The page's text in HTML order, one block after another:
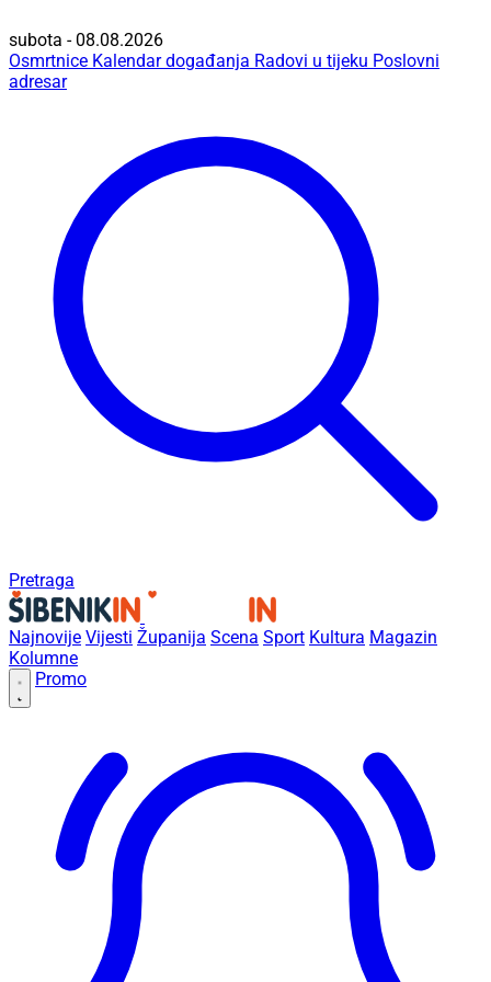
subota - 08.08.2026
Osmrtnice Kalendar događanja Radovi u tijeku Poslovni
adresar
Pretraga
Najnovije Vijesti Županija Scena Sport Kultura Magazin
Kolumne
Promo